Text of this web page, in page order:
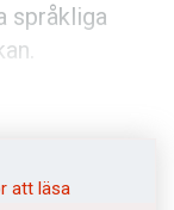
språkliga
schimpanser
att läsa